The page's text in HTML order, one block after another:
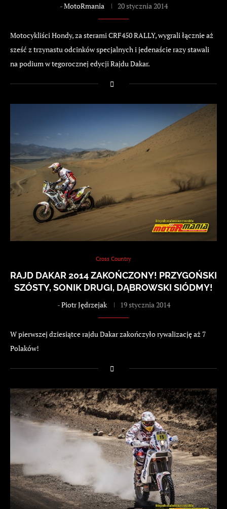
-MotoRmania 20 stycznia 2014
Motocykliści Hondy, za sterami CRF450 RALLY, wygrali łącznie aż
sześć z trzynastu odcinków specjalnych i jedenaście razy stawali
na podium w tegorocznej edycji Rajdu Dakar.
Cross Country
RAJD DAKAR 2014 ZAKOŃCZONY! PRZYGOŃSKI
SZÓSTY, SONIK DRUGI, DĄBROWSKI SIÓDMY!
-Piotr Jędrzejak 19 stycznia 2014
W pierwszej dziesiątce rajdu Dakar zakończyło rywalizację aż 7
Polaków!